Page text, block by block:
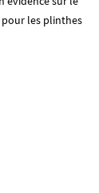
les plinthes